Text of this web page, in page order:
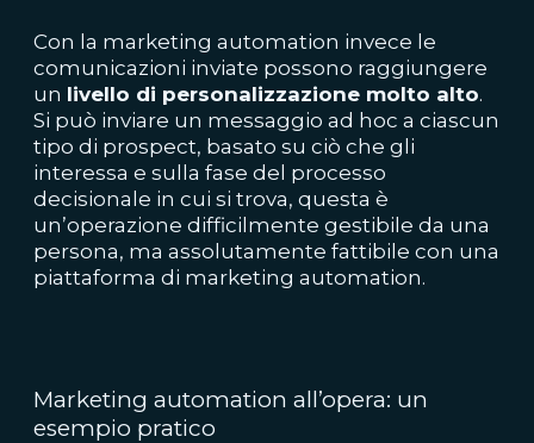
Con la marketing automation invece le
comunicazioni inviate possono raggiungere
un livello di personalizzazione molto alto.
Si può inviare un messaggio ad hoc a ciascun
tipo di prospect, basato su ciò che gli
interessa e sulla fase del processo
decisionale in cui si trova, questa è
un’operazione difficilmente gestibile da una
persona, ma assolutamente fattibile con una
piattaforma di marketing automation.
Marketing automation all’opera: un
esempio pratico